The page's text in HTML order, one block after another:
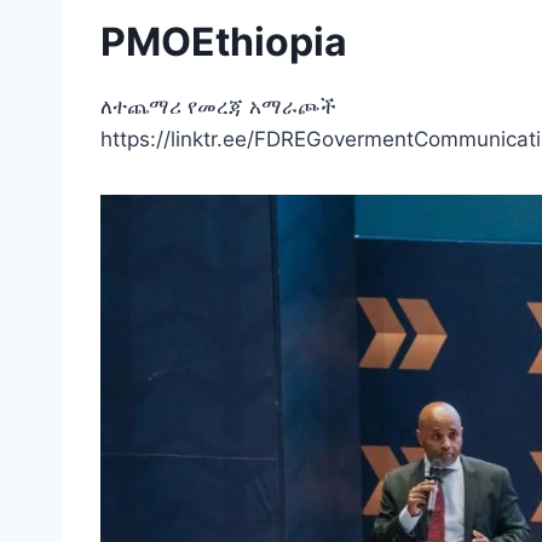
PMOEthiopia
ለተጨማሪ የመረጃ አማራጮች
https://linktr.ee/